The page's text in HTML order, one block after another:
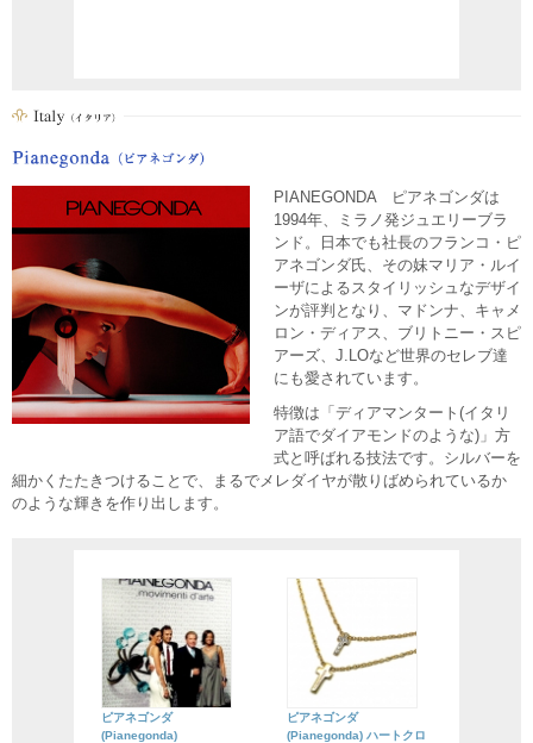
PIANEGONDA ピアネゴンダは
1994年、ミラノ発ジュエリーブラ
ンド。日本でも社長のフランコ・ピ
アネゴンダ氏、その妹マリア・ルイ
ーザによるスタイリッシュなデザイ
ンが評判となり、マドンナ、キャメ
ロン・ディアス、ブリトニー・スピ
アーズ、J.LOなど世界のセレブ達
にも愛されています。
特徴は「ディアマンタート(イタリ
ア語でダイアモンドのような)」方
式と呼ばれる技法です。シルバーを
細かくたたきつけることで、まるでメレダイヤが散りばめられているか
のような輝きを作り出します。
ピアネゴンダ
(Pianegonda)
ピアネゴンダ
(Pianegonda) ハートクロ